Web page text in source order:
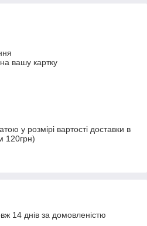
вашу картку
у розмірі вартості доставки в
120грн)
14 днів за домовленістю